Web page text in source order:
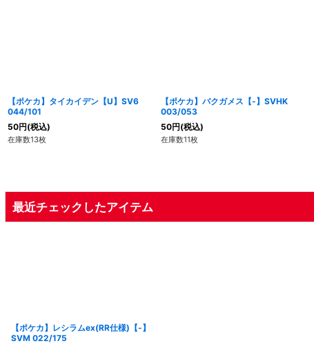
【ポケカ】タイカイデン【U】SV6
044/101
50円(税込)
在庫数13枚
【ポケカ】バクガメス【-】SVHK
003/053
50円(税込)
在庫数11枚
最近チェックしたアイテム
【ポケカ】レシラムex(RR仕様)【-】
SVM 022/175